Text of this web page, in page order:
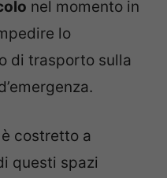
nel momento in
lo
di trasporto sulla
costretto a
questi spazi